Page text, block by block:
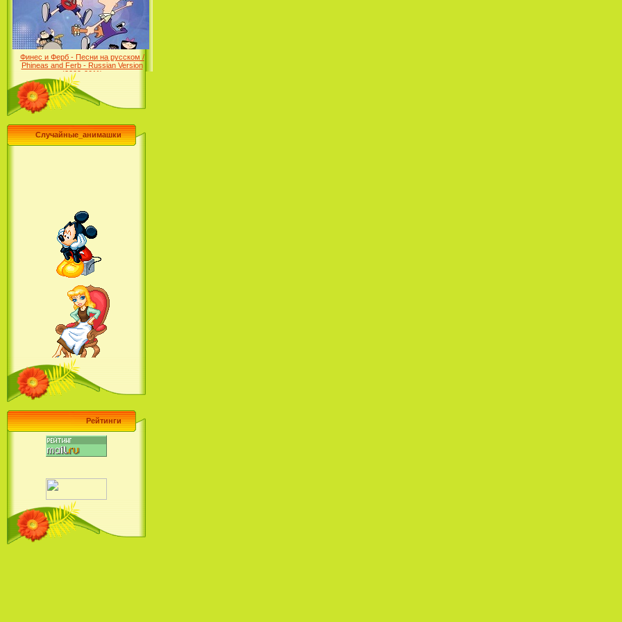
Desert (сериал) (2004)
Лило и Стич: Сериал (2
Русалочка: Начало истории
Ариэль / The Little Mermaid:
Ariel's Beginning (2008)
Наша Маша и Волшебный
Орех (2009)
Финес и Ферб - Песни на русском /
Phineas and Ferb - Russian Version
(2009-2011)
Лучшее песни из мультфильмов
Диснея / Best Of Disney [Star Edition]
(1999)
Барби поет! Коллекция песен
кинопринцесс / Barbie Sings! The
Случайные_анимашки
Рейтинги